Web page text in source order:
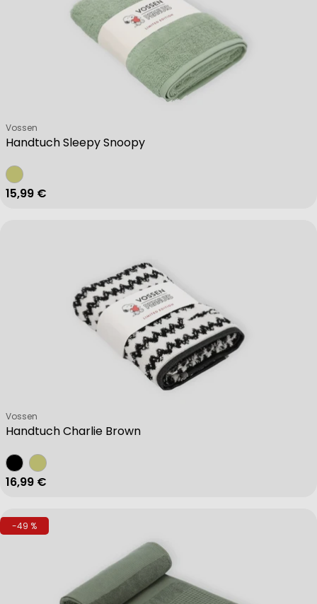
Handtuch Sleepy Snoopy
Verkäufer:
Vossen
Regulärer Preis
15,99 €
Handtuch Charlie Brown
Verkäufer:
Vossen
Regulärer Preis
16,99 €
-49 %